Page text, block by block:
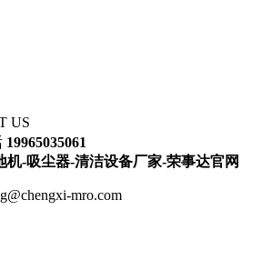
US
19965035061
机-吸尘器-清洁设备厂家-荣事达官网
mro.com